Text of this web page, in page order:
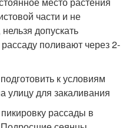
части и не
допускать
поливают через 2-
к условиям
улицу для закаливания
рассады в